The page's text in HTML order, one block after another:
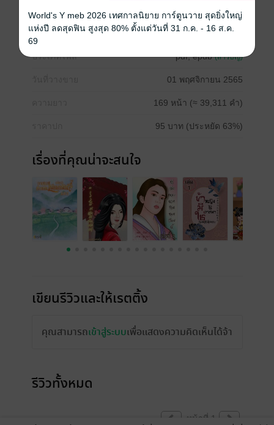
จีนโบราณ ย้อนยุค/พีเรียด แก้แค้น ท่านอ๋อง
ประเภทไฟล์ pdf, epub(สารบัญ)
01 พฤศจิกายน 2565
169 หน้า (≈ 39,311 คำ)
95 บาท (ประหยัด 63%)
เรื่องที่คุณน่าจะสนใจ
เขียนรีวิวและให้เรตติ้ง
คุณสามารถเข้าสู่ระบบเพื่อแสดงความคิดเห็นได้จ้า
รีวิวทั้งหมด
หน้าที่ 1
World's Y meb 2026 เทศกาลนิยาย การ์ตูนวาย สุดยิ่งใหญ่
แห่งปี ลดสุดฟิน สูงสุด 80% ตั้งแต่วันที่ 31 ก.ค. - 16 ส.ค.
69